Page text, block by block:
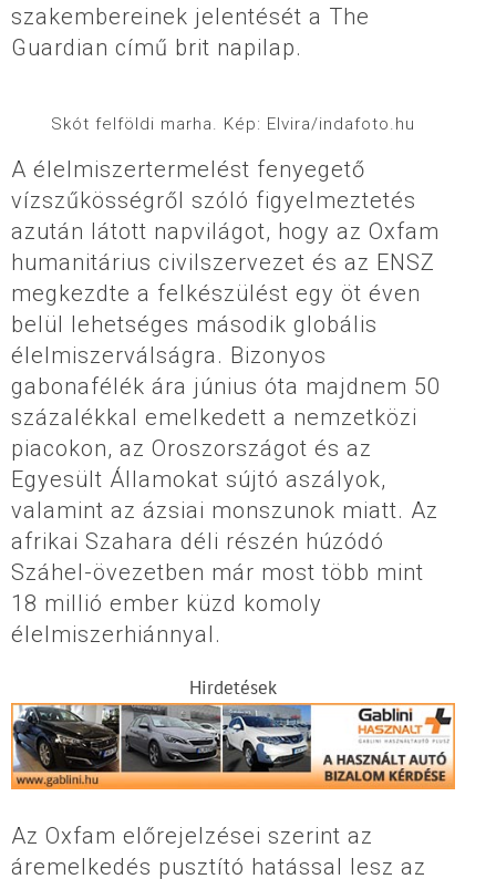
szakembereinek jelentését a The
Guardian című brit napilap.
Skót felföldi marha. Kép: Elvira/indafoto.hu
A élelmiszertermelést fenyegető
vízszűkösségről szóló figyelmeztetés
azután látott napvilágot, hogy az Oxfam
humanitárius civilszervezet és az ENSZ
megkezdte a felkészülést egy öt éven
belül lehetséges második globális
élelmiszerválságra. Bizonyos
gabonafélék ára június óta majdnem 50
százalékkal emelkedett a nemzetközi
piacokon, az Oroszországot és az
Egyesült Államokat sújtó aszályok,
valamint az ázsiai monszunok miatt. Az
afrikai Szahara déli részén húzódó
Száhel-övezetben már most több mint
18 millió ember küzd komoly
élelmiszerhiánnyal.
Hirdetések
Az Oxfam előrejelzései szerint az
áremelkedés pusztító hatással lesz az